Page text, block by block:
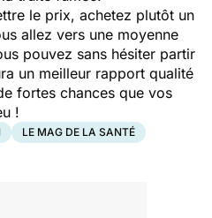
le prix, achetez plutôt un
allez vers une moyenne
pouvez sans hésiter partir
un meilleur rapport qualité
fortes chances que vos
!
LE MAG DE LA SANTÉ